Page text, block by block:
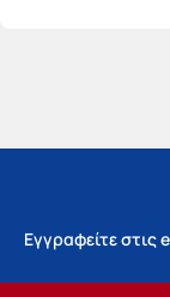
Εγγραφείτε στις